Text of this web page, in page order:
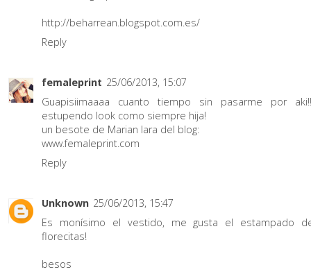
http://beharrean.blogspot.com.es/
Reply
femaleprint 25/06/2013, 15:07
Guapisiimaaaa cuanto tiempo sin pasarme por
estupendo look como siempre hija!
un besote de Marian lara del blog:
www.femaleprint.com
Reply
Unknown 25/06/2013, 15:47
Es monísimo el vestido, me gusta el estampado
florecitas!
besos